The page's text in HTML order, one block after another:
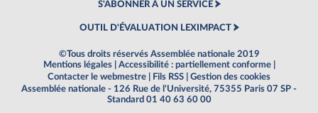
S'ABONNER À UN SERVICE
OUTIL D'ÉVALUATION LEXIMPACT
©Tous droits réservés Assemblée nationale 2019
Mentions légales
Accessibilité : partiellement conforme
Contacter le webmestre
Fils RSS
Gestion des cookies
Assemblée nationale - 126 Rue de l'Université, 75355 Paris 07 SP -
Standard 01 40 63 60 00